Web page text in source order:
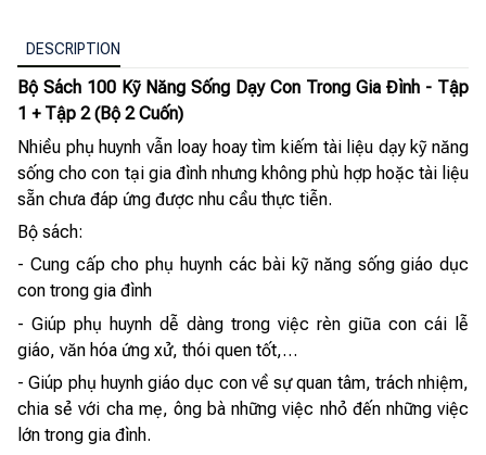
DESCRIPTION
Bộ Sách 100 Kỹ Năng Sống Dạy Con Trong Gia Đình - Tập
1 + Tập 2 (Bộ 2 Cuốn)
Nhiều phụ huynh vẫn loay hoay tìm kiếm tài liệu dạy kỹ năng
sống cho con tại gia đình nhưng không phù hợp hoặc tài liệu
sẵn chưa đáp ứng được nhu cầu thực tiễn.
Bộ sách:
- Cung cấp cho phụ huynh các bài kỹ năng sống giáo dục
con trong gia đình
- Giúp phụ huynh dễ dàng trong việc rèn giũa con cái lễ
giáo, văn hóa ứng xử, thói quen tốt,…
- Giúp phụ huynh giáo dục con về sự quan tâm, trách nhiệm,
chia sẻ với cha mẹ, ông bà những việc nhỏ đến những việc
lớn trong gia đình.